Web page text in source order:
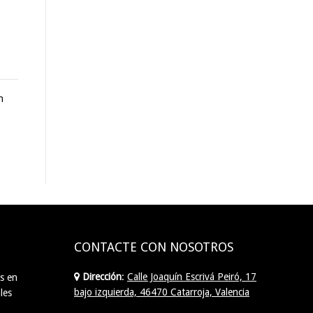
en
CONTACTE CON NOSOTROS
Dirección: Calle Joaquín Escrivá Peiró, 17
bajo izquierda, 46470 Catarroja, Valencia